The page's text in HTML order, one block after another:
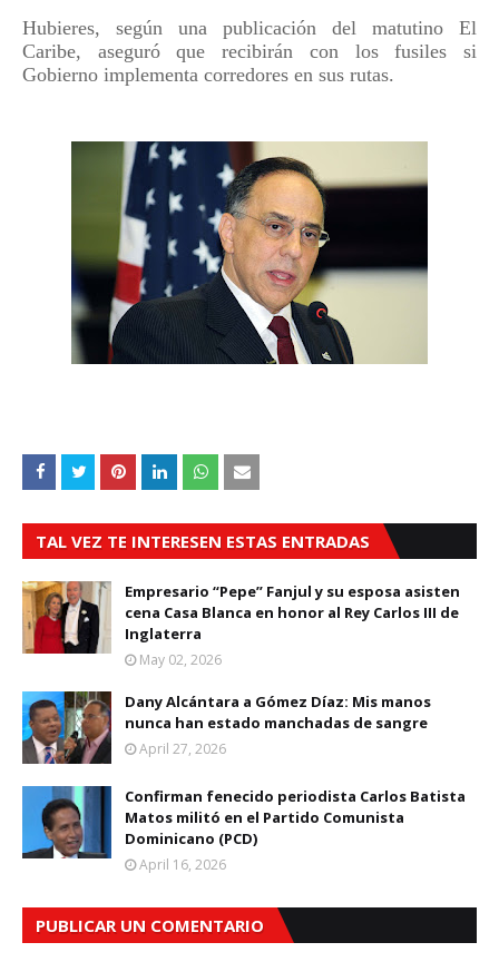
Hubieres, según una publicación del matutino El
Caribe, aseguró que recibirán con los fusiles si
Gobierno implementa corredores en sus rutas.
TAL VEZ TE INTERESEN ESTAS ENTRADAS
Empresario “Pepe” Fanjul y su esposa asisten
cena Casa Blanca en honor al Rey Carlos III de
Inglaterra
May 02, 2026
Dany Alcántara a Gómez Díaz: Mis manos
nunca han estado manchadas de sangre
April 27, 2026
Confirman fenecido periodista Carlos Batista
Matos militó en el Partido Comunista
Dominicano (PCD)
April 16, 2026
PUBLICAR UN COMENTARIO